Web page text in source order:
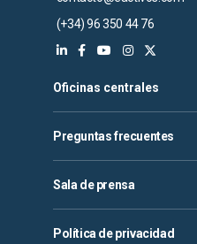
(+34) 96 350 44 76
Oficinas centrales
Preguntas frecuentes
Sala de prensa
Política de privacidad